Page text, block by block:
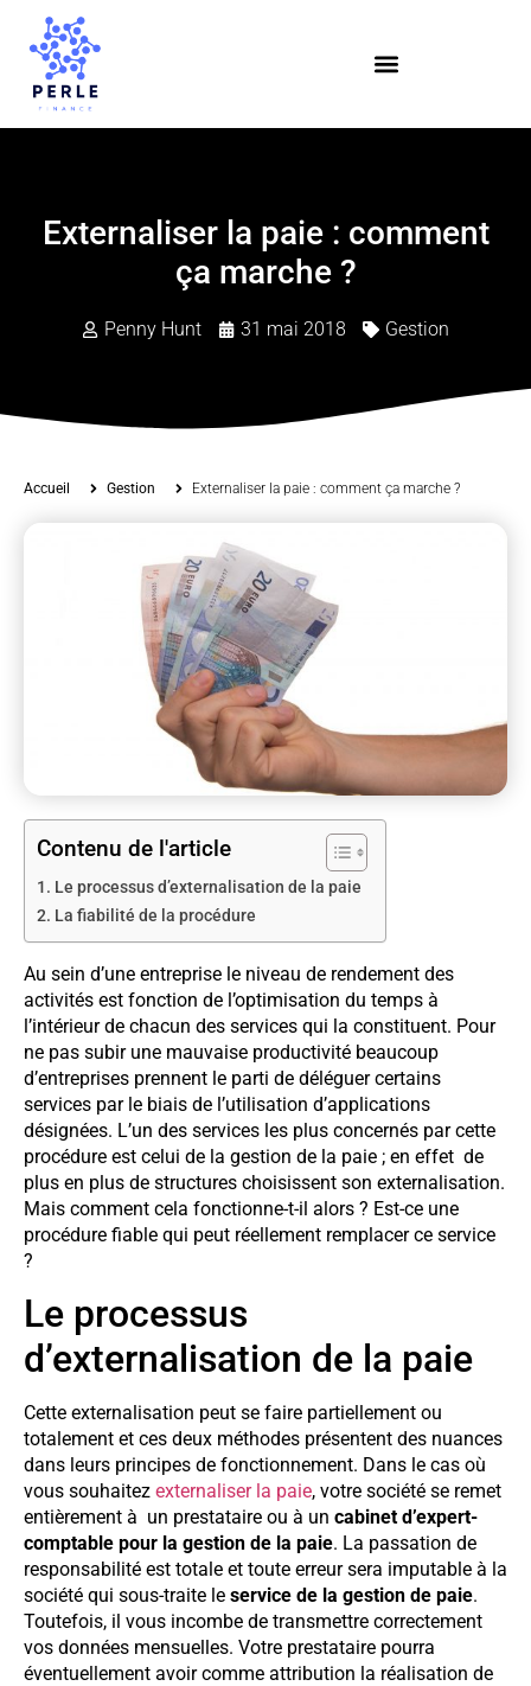
Externaliser la paie : comment
ça marche ?
Penny Hunt 31 mai 2018 Gestion
Accueil Gestion Externaliser la paie : comment ça marche ?
Contenu de l'article
Le processus d’externalisation de la paie
La fiabilité de la procédure
Au sein d’une entreprise le niveau de rendement des
activités est fonction de l’optimisation du temps à
l’intérieur de chacun des services qui la constituent. Pour
ne pas subir une mauvaise productivité beaucoup
d’entreprises prennent le parti de déléguer certains
services par le biais de l’utilisation d’applications
désignées. L’un des services les plus concernés par cette
procédure est celui de la gestion de la paie ; en effet de
plus en plus de structures choisissent son externalisation.
Mais comment cela fonctionne-t-il alors ? Est-ce une
procédure fiable qui peut réellement remplacer ce service
?
Le processus
d’externalisation de la paie
Cette externalisation peut se faire partiellement ou
totalement et ces deux méthodes présentent des nuances
dans leurs principes de fonctionnement. Dans le cas où
vous souhaitez externaliser la paie, votre société se remet
entièrement à un prestataire ou à un cabinet d’expert-
comptable pour la gestion de la paie. La passation de
responsabilité est totale et toute erreur sera imputable à la
société qui sous-traite le service de la gestion de paie.
Toutefois, il vous incombe de transmettre correctement
vos données mensuelles. Votre prestataire pourra
éventuellement avoir comme attribution la réalisation de